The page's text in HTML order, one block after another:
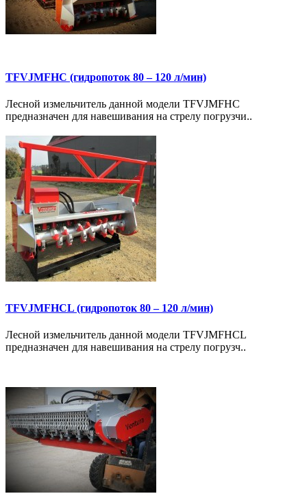
TFVJMFHC (гидропоток 80 – 120 л/мин)
Лесной измельчитель данной модели TFVJMFHC
предназначен для навешивания на стрелу погрузчи..
TFVJMFHCL (гидропоток 80 – 120 л/мин)
Лесной измельчитель данной модели TFVJMFHCL
предназначен для навешивания на стрелу погрузч..